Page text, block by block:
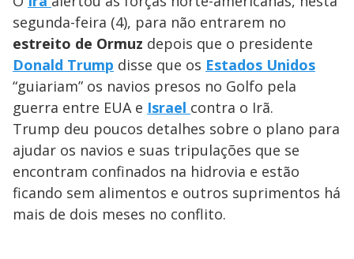
segunda-feira (4), para não entrarem no
estreito de Ormuz depois que o presidente
Donald Trump disse que os Estados Unidos
“guiariam” os navios presos no Golfo pela
guerra entre EUA e Israel contra o Irã.
Trump deu poucos detalhes sobre o plano para
ajudar os navios e suas tripulações que se
encontram confinados na hidrovia e estão
ficando sem alimentos e outros suprimentos há
mais de dois meses no conflito.